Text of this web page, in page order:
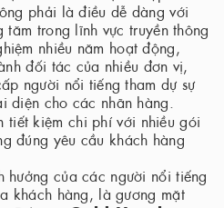
phải là điều dễ dàng với
trong lĩnh vực truyền thông
nhiều năm hoạt động,
đối tác của nhiều đơn vị,
người nổi tiếng tham dự sự
cho các nhãn hàng.
tiết kiệm chi phí với nhiều gói
đúng yêu cầu khách hàng
hưởng của các người nổi tiếng
khách hàng, là gương mặt